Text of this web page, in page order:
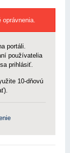
oprávnenia.
portáli.
používatelia
prihlásiť.
10-dňovú